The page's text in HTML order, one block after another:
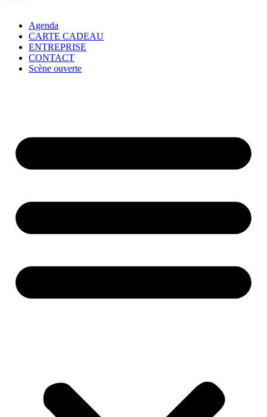
Agenda
CARTE CADEAU
ENTREPRISE
CONTACT
Scène ouverte